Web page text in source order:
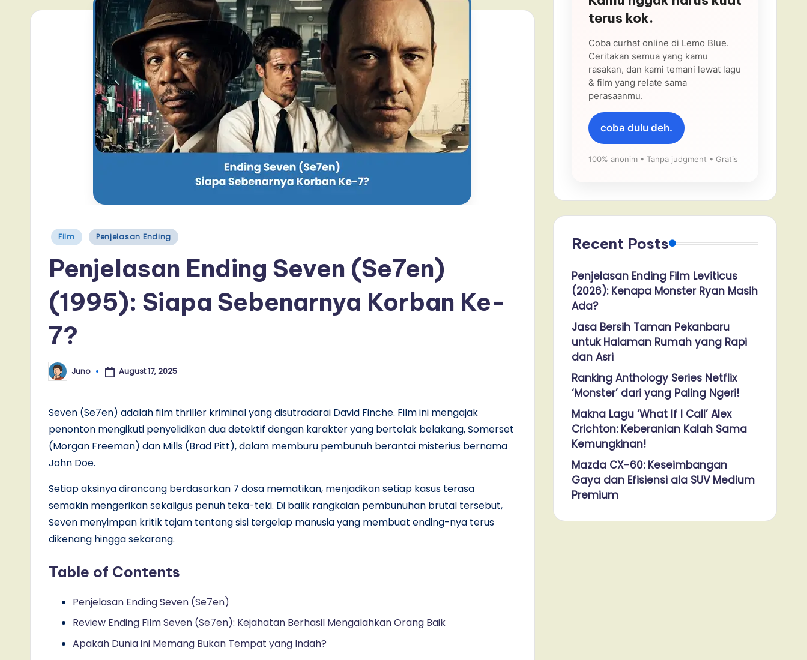
Posted
Film Penjelasan Ending
Penjelasan Ending Seven (Se7en)
(1995): Siapa Sebenarnya Korban Ke-
7?
Posted
by
Juno August 17, 2025
Seven (Se7en) adalah film thriller kriminal yang disutradarai David Finche. Film ini mengajak
penonton mengikuti penyelidikan dua detektif dengan karakter yang bertolak belakang, Somerset
(Morgan Freeman) dan Mills (Brad Pitt), dalam memburu pembunuh berantai misterius bernama
John Doe.
Setiap aksinya dirancang berdasarkan 7 dosa mematikan, menjadikan setiap kasus terasa
semakin mengerikan sekaligus penuh teka-teki. Di balik rangkaian pembunuhan brutal tersebut,
Seven menyimpan kritik tajam tentang sisi tergelap manusia yang membuat ending-nya terus
dikenang hingga sekarang.
Table of Contents
Penjelasan Ending Seven (Se7en)
Review Ending Film Seven (Se7en): Kejahatan Berhasil Mengalahkan Orang Baik
Apakah Dunia ini Memang Bukan Tempat yang Indah?
terus kok.
Coba curhat online di Lemo Blue.
Ceritakan semua yang kamu
rasakan, dan kami temani lewat lagu
& film yang relate sama
perasaanmu.
coba dulu deh.
100% anonim • Tanpa judgment • Gratis
Recent Posts
Penjelasan Ending Film Leviticus
(2026): Kenapa Monster Ryan Masih
Ada?
Jasa Bersih Taman Pekanbaru
untuk Halaman Rumah yang Rapi
dan Asri
Ranking Anthology Series Netflix
‘Monster’ dari yang Paling Ngeri!
Makna Lagu ‘What If I Call’ Alex
Crichton: Keberanian Kalah Sama
Kemungkinan!
Mazda CX-60: Keseimbangan
Gaya dan Efisiensi ala SUV Medium
Premium